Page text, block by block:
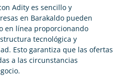
Adity es sencillo y
en Barakaldo pueden
en línea proporcionando
tecnológica y
Esto garantiza que las ofertas
a las circunstancias